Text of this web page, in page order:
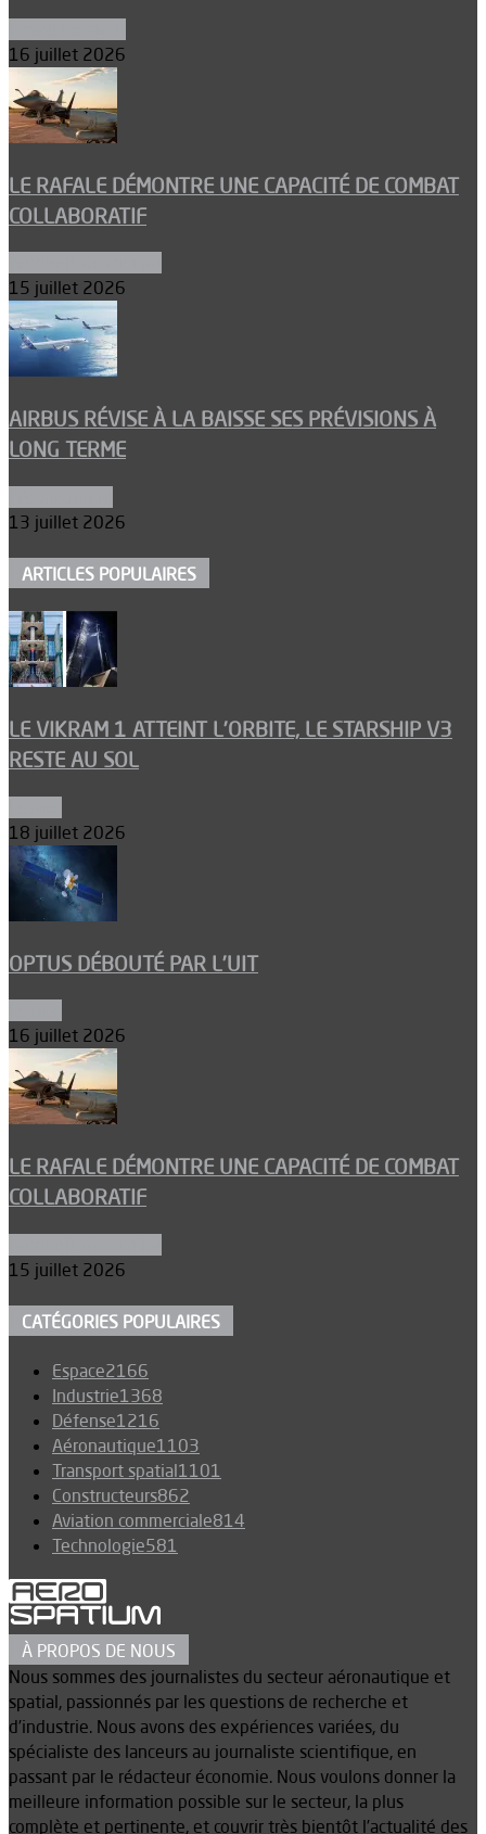
16 juillet 2026
LE RAFALE DÉMONTRE UNE CAPACITÉ DE COMBAT
COLLABORATIF
15 juillet 2026
AIRBUS RÉVISE À LA BAISSE SES PRÉVISIONS À
LONG TERME
13 juillet 2026
ARTICLES POPULAIRES
LE VIKRAM 1 ATTEINT L’ORBITE, LE STARSHIP V3
RESTE AU SOL
18 juillet 2026
OPTUS DÉBOUTÉ PAR L’UIT
16 juillet 2026
LE RAFALE DÉMONTRE UNE CAPACITÉ DE COMBAT
COLLABORATIF
15 juillet 2026
CATÉGORIES POPULAIRES
Espace2166
Industrie1368
Défense1216
Aéronautique1103
Transport spatial1101
Constructeurs862
Aviation commerciale814
Technologie581
À PROPOS DE NOUS
Nous sommes des journalistes du secteur aéronautique et
spatial, passionnés par les questions de recherche et
d’industrie. Nous avons des expériences variées, du
spécialiste des lanceurs au journaliste scientifique, en
passant par le rédacteur économie. Nous voulons donner la
meilleure information possible sur le secteur, la plus
complète et pertinente, et couvrir très bientôt l’actualité des